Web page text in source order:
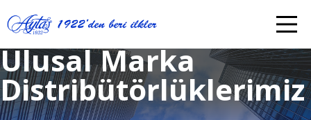
Ulusal Marka
Distribütörlüklerimiz